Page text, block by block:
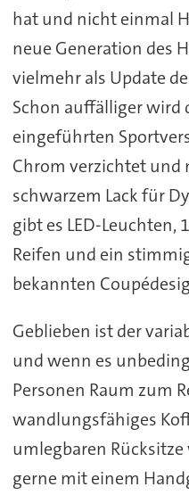
hat und nicht einmal
neue Generation des
vielmehr als Update
Schon auffälliger wird
eingeführten
Chrom verzichtet und
schwarzem Lack für
gibt es LED-Leuchten,
Reifen und ein
bekannten
Geblieben ist der
und wenn es
Personen Raum zum
wandlungsfähiges
umlegbaren
gerne mit einem